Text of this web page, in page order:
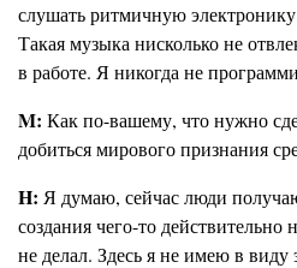
слушать ритмичную
Такая музыка нисколько не
в работе. Я никогда не
M: Как по-вашему, что нужно
добиться мирового признания
H: Я думаю, сейчас люди
создания чего-то
не делал. Здесь я не имею в